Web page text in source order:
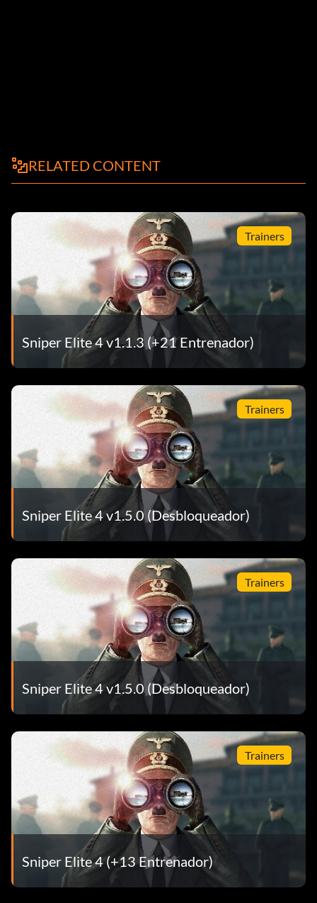
RELATED CONTENT
Trainers
Sniper Elite 4 v1.1.3 (+21 Entrenador)
Trainers
Sniper Elite 4 v1.5.0 (Desbloqueador)
Trainers
Sniper Elite 4 v1.5.0 (Desbloqueador)
Trainers
Sniper Elite 4 (+13 Entrenador)